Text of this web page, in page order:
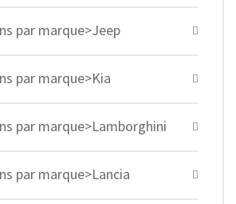
par marque>Jeep
par marque>Kia
par marque>Lamborghini
par marque>Lancia